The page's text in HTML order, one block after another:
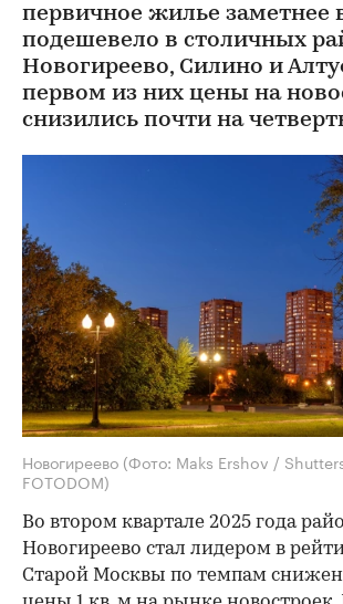
первичное жилье заметнее
подешевело в столичных
Новогиреево, Силино и
первом из них цены на
снизились почти на
Новогиреево (Фото: Maks Ershov /
FOTODOM)
Во втором квартале 2025 года
Новогиреево стал лидером в
Старой Москвы по темпам